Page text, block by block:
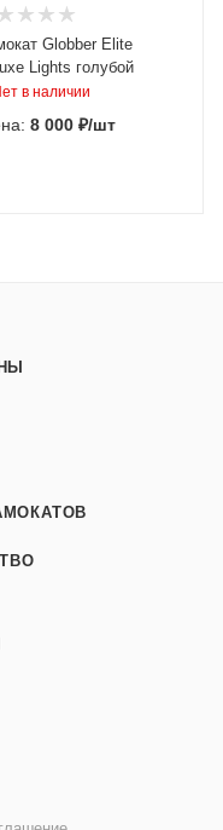
Globber Elite
Lights голубой
в наличии
8 000₽/шт